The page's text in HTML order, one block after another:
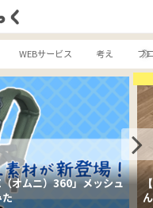
WEBサービス 考え ブ
オムニ）360」メッシュ